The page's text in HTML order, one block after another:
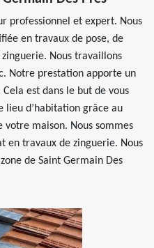
professionnel et expert. Nous
en travaux de pose, de
Nous travaillons
Notre prestation apporte un
est dans le but de vous
lieu d’habitation grâce au
maison. Nous sommes
en travaux de zinguerie. Nous
de Saint Germain Des